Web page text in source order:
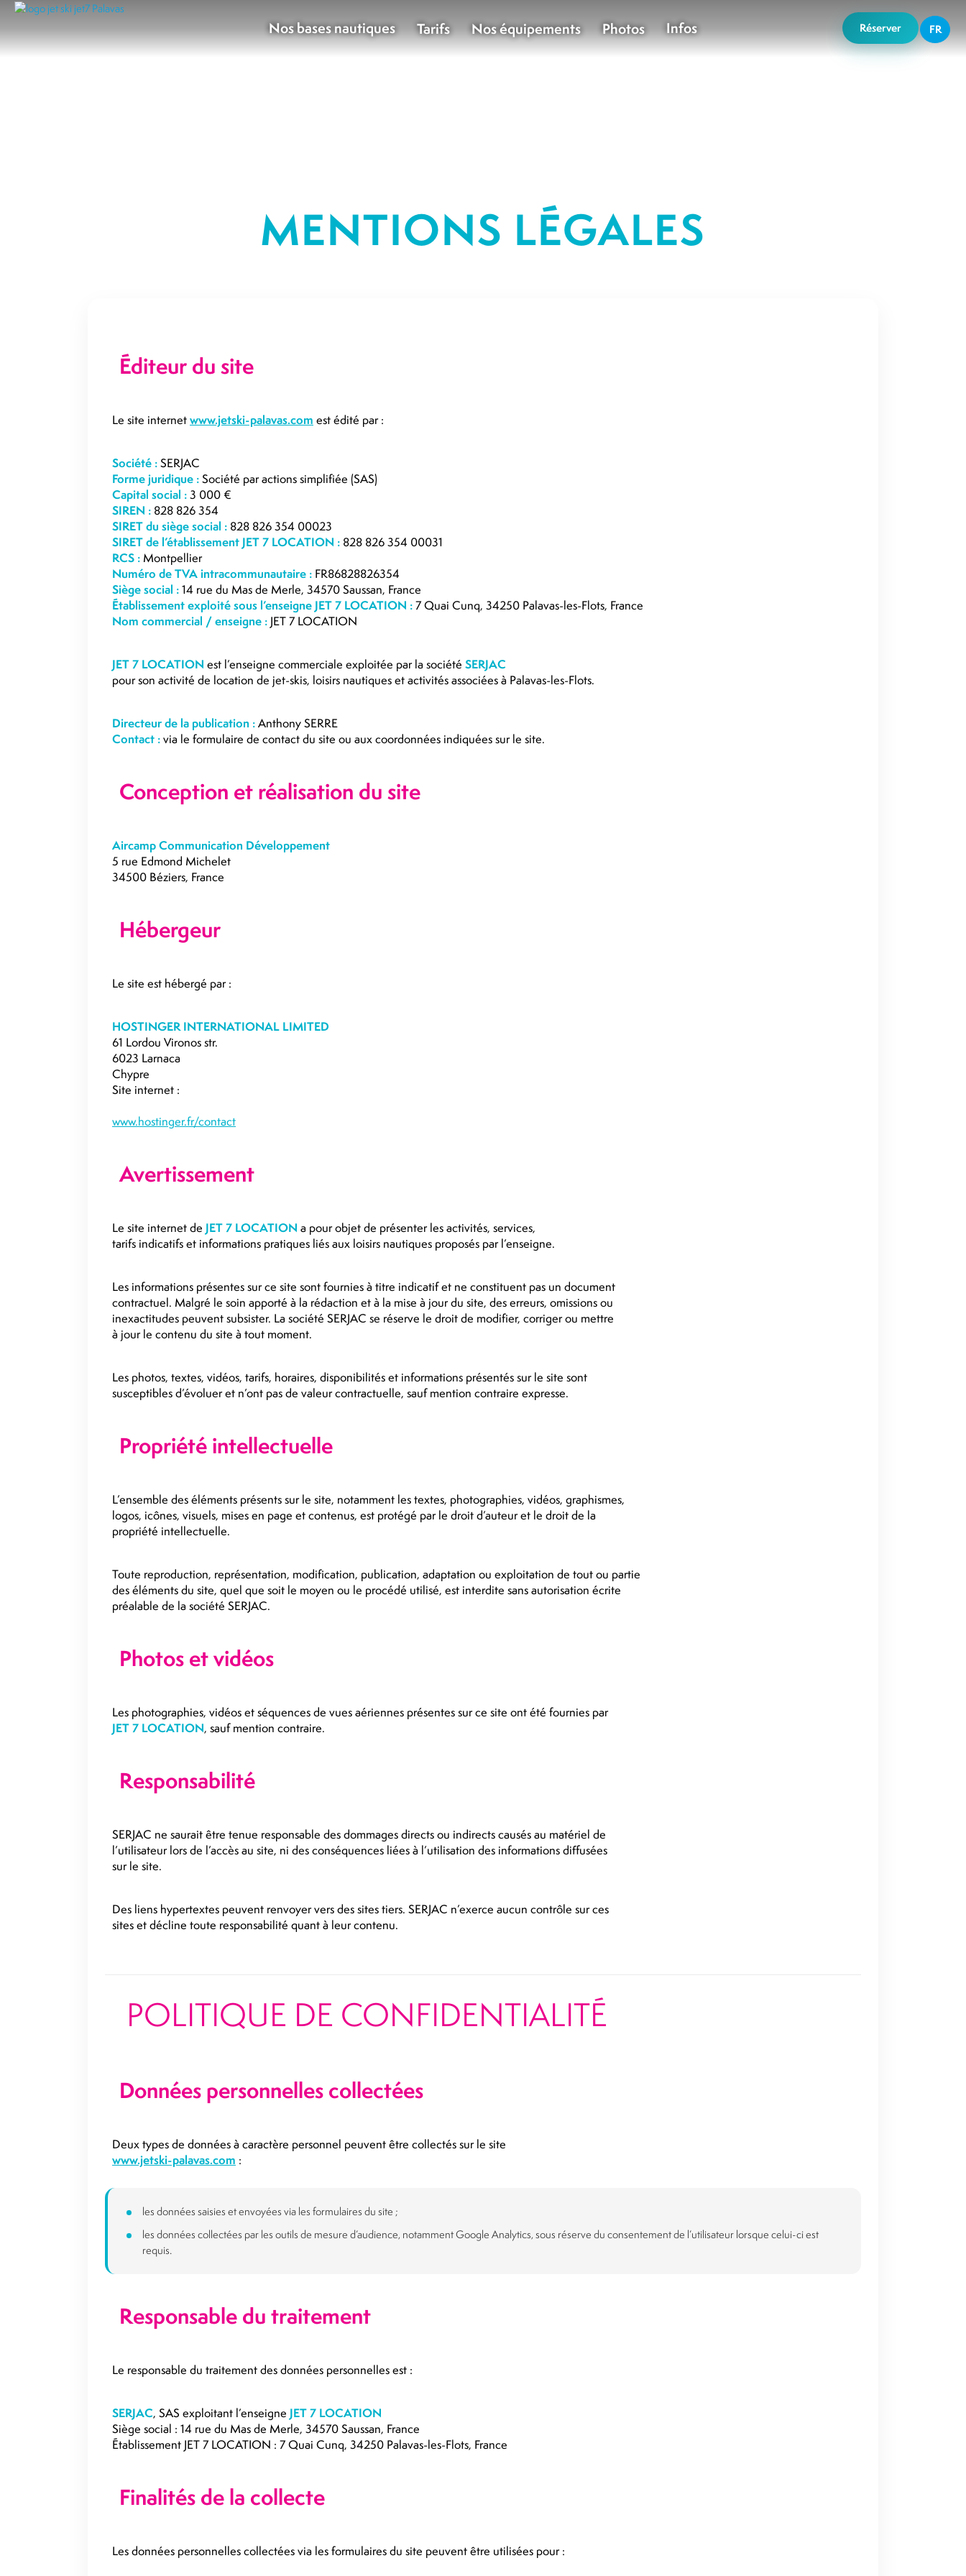
Nos bases nautiques Tarifs Nos équipements Photos Infos Réserver FR
MENTIONS LÉGALES
Éditeur du site
Le site internetwww.jetski-palavas.com est édité par :
Société :SERJAC
Forme juridique :Société par actions simplifiée (SAS)
Capital social :3 000 €
SIREN : 828 826 354
SIRET du siège social : 828 826 354 00023
SIRET de l’établissement JET 7 LOCATION : 828 826 354 00031
RCS : Montpellier
Numéro de TVA intracommunautaire : FR86828826354
Siège social :14 rue du Mas de Merle, 34570 Saussan, France
Établissement exploité sous l’enseigne JET 7 LOCATION :7 Quai Cunq, 34250 Palavas-les-Flots, France
Nom commercial / enseigne : JET 7 LOCATION
JET 7 LOCATION est l’enseigne commerciale exploitée par la société SERJAC
pour son activité de location de jet-skis, loisirs nautiques et activités associées à Palavas-les-Flots.
Directeur de la publication :Anthony SERRE
Contact :via le formulaire de contact du site ou aux coordonnées indiquées sur le site.
Conception et réalisation du site
Aircamp Communication Développement
5 rue Edmond Michelet
34500 Béziers, France
Hébergeur
Le site est hébergé par :
HOSTINGER INTERNATIONAL LIMITED
61 Lordou Vironos str.
6023 Larnaca
Chypre
Site internet :
www.hostinger.fr/contact
Avertissement
Le site internet de JET 7 LOCATION a pour objet de présenter les activités, services,
tarifs indicatifs et informations pratiques liés aux loisirs nautiques proposés par l’enseigne.
Les informations présentes sur ce site sont fournies à titre indicatif et ne constituent pas un document
contractuel. Malgré le soin apporté à la rédaction et à la mise à jour du site, des erreurs, omissions ou
inexactitudes peuvent subsister. La société SERJAC se réserve le droit de modifier, corriger ou mettre
à jour le contenu du site à tout moment.
Les photos, textes, vidéos, tarifs, horaires, disponibilités et informations présentés sur le site sont
susceptibles d’évoluer et n’ont pas de valeur contractuelle, sauf mention contraire expresse.
Propriété intellectuelle
L’ensemble des éléments présents sur le site, notamment les textes, photographies, vidéos, graphismes,
logos, icônes, visuels, mises en page et contenus, est protégé par le droit d’auteur et le droit de la
propriété intellectuelle.
Toute reproduction, représentation, modification, publication, adaptation ou exploitation de tout ou partie
des éléments du site, quel que soit le moyen ou le procédé utilisé, est interdite sans autorisation écrite
préalable de la société SERJAC.
Photos et vidéos
Les photographies, vidéos et séquences de vues aériennes présentes sur ce site ont été fournies par
JET 7 LOCATION, sauf mention contraire.
Responsabilité
SERJAC ne saurait être tenue responsable des dommages directs ou indirects causés au matériel de
l’utilisateur lors de l’accès au site, ni des conséquences liées à l’utilisation des informations diffusées
sur le site.
Des liens hypertextes peuvent renvoyer vers des sites tiers. SERJAC n’exerce aucun contrôle sur ces
sites et décline toute responsabilité quant à leur contenu.
POLITIQUE DE CONFIDENTIALITÉ
Données personnelles collectées
Deux types de données à caractère personnel peuvent être collectés sur le site
www.jetski-palavas.com :
les données saisies et envoyées via les formulaires du site ;
les données collectées par les outils de mesure d’audience, notamment Google Analytics, sous réserve du consentement de l’utilisateur lorsque celui-ci est
requis.
Responsable du traitement
Le responsable du traitement des données personnelles est :
SERJAC, SAS exploitant l’enseigne JET 7 LOCATION
Siège social : 14 rue du Mas de Merle, 34570 Saussan, France
Établissement JET 7 LOCATION : 7 Quai Cunq, 34250 Palavas-les-Flots, France
Finalités de la collecte
Les données personnelles collectées via les formulaires du site peuvent être utilisées pour :